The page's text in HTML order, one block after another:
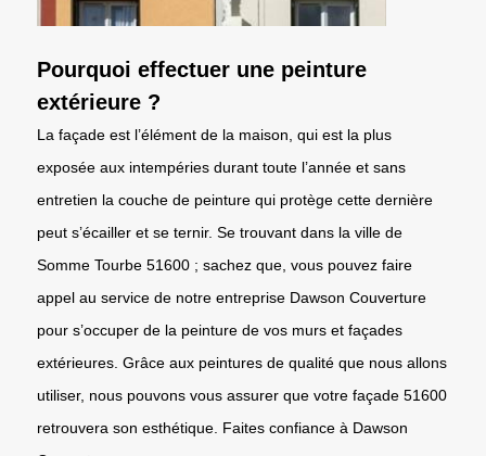
Pourquoi effectuer une peinture
extérieure ?
La façade est l’élément de la maison, qui est la plus
exposée aux intempéries durant toute l’année et sans
entretien la couche de peinture qui protège cette dernière
peut s’écailler et se ternir. Se trouvant dans la ville de
Somme Tourbe 51600 ; sachez que, vous pouvez faire
appel au service de notre entreprise Dawson Couverture
pour s’occuper de la peinture de vos murs et façades
extérieures. Grâce aux peintures de qualité que nous allons
utiliser, nous pouvons vous assurer que votre façade 51600
retrouvera son esthétique. Faites confiance à Dawson